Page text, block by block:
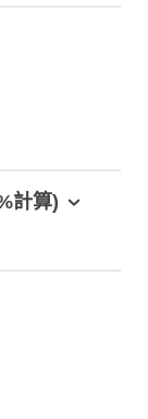
計算)